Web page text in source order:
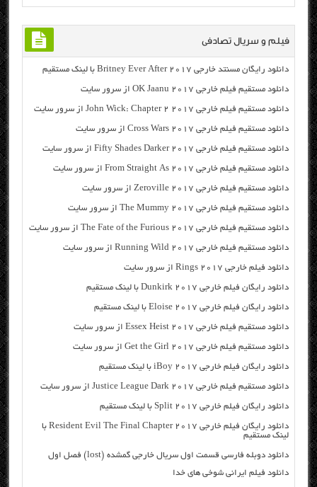
فیلم و سریال تصادفی
دانلود رایگان مسنتد خارجی Britney Ever After 2017 با لینک مستقیم
دانلود مستقیم فیلم خارجی OK Jaanu 2017 از سرور سایت
دانلود مستقیم فیلم خارجی John Wick: Chapter 2 2017 از سرور سایت
دانلود مستقیم فیلم خارجی Cross Wars 2017 از سرور سایت
دانلود مستقیم فیلم خارجی Fifty Shades Darker 2017 از سرور سایت
دانلود مستقیم فیلم خارجی From Straight As 2017 از سرور سایت
دانلود مستقیم فیلم خارجی Zeroville 2017 از سرور سایت
دانلود مستقیم فیلم خارجی The Mummy 2017 از سرور سایت
دانلود مستقیم فیلم خارجی The Fate of the Furious 2017 از سرور سایت
دانلود مستقیم فیلم خارجی Running Wild 2017 از سرور سایت
دانلود فیلم خارجی Rings 2017 از سرور سایت
دانلود رایگان فیلم خارجی Dunkirk 2017 با لینک مستقیم
دانلود رایگان فیلم خارجی Eloise 2017 با لینک مستقیم
دانلود مستقیم فیلم خارجی Essex Heist 2017 از سرور سایت
دانلود مستقیم فیلم خارجی Get the Girl 2017 از سرور سایت
دانلود رایگان فیلم خارجی iBoy 2017 با لینک مستقیم
دانلود مستقیم فیلم خارجی Justice League Dark 2017 از سرور سایت
دانلود رایگان فیلم خارجی Split 2017 با لینک مستقیم
دانلود رایگان فیلم خارجی Resident Evil The Final Chapter 2017 با
لینک مستقیم
دانلود دوبله فارسی قسمت اول سریال خارجی گمشده (lost) فصل اول
دانلود فیلم ایرانی شوخی های خدا